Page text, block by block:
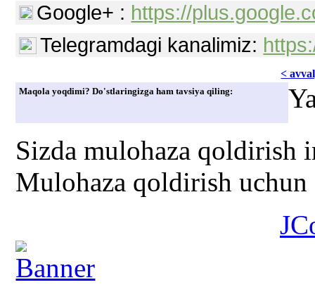
Google+ : https://
Telegramdagi kanalimiz:
<
Maqola yoqdimi? Do'stlaringizga ham tavsiya qiling:
Sizda mulohaza qoldirish
Mulohaza qoldirish